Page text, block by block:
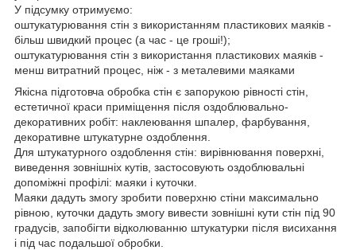
У підсумку отримуємо:
оштукатурювання стін з використанням пластикових маяків -
більш швидкий процес (а час - це гроші!);
оштукатурювання стін з використання пластикових маяків -
менш витратний процес, ніж - з металевими маяками
Якісна підготовча обробка стін є запорукою рівності стін,
естетичної краси приміщення після оздоблювально-
декоративних робіт: наклеювання шпалер, фарбування,
декоративне штукатурне оздоблення.
Для штукатурного оздоблення стін: вирівнювання поверхні,
виведення зовнішніх кутів, застосовують оздоблювальні
допоміжні профілі: маяки і куточки.
Маяки дадуть змогу зробити поверхню стіни максимально
рівною, куточки дадуть змогу вивести зовнішні кути стін під 90
градусів, запобігти відколюванню штукатурки після висихання
і під час подальшої обробки.